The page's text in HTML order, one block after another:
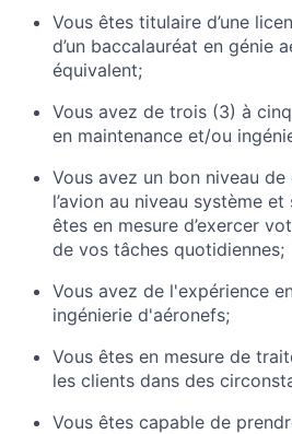
Vous êtes titulaire d’une
d’un baccalauréat en génie
équivalent;
Vous avez de trois (3) à
en maintenance et/ou
Vous avez un bon niveau
l’avion au niveau système
êtes en mesure d’exercer
de vos tâches quotidiennes;
Vous avez de l'expérience
ingénierie d'aéronefs;
Vous êtes en mesure de
les clients dans des
Vous êtes capable de